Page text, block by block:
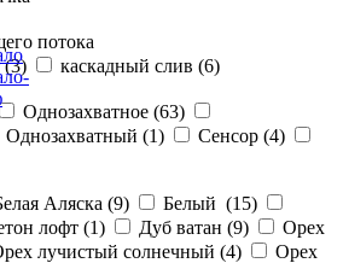
потока
(3) каскадный слив (6)
Однозахватное (63)
Однозахватный (1) Сенсор (4)
Аляска (9) Белый (15)
лофт (1) Дуб ватан (9)
Орех
лучистый солнечный (4)
Орех